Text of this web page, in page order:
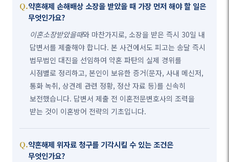
약혼해제 손해배상 소장을 받았을 때 가장 먼저 해야 할 일은
무엇인가요?
이혼소장받았을때와 마찬가지로, 소장을 받은 즉시 30일 내
답변서를 제출해야 합니다. 본 사건에서도 피고는 송달 즉시
법무법인 대진을 선임하여 약혼 파탄의 실제 경위를
시점별로 정리하고, 본인이 보유한 증거(문자, 사내 메신저,
통화 녹취, 상견례 관련 정황, 정산 자료 등)를 신속히
보전했습니다. 답변서 제출 전 이혼전문변호사의 조력을
받는 것이 이혼방어 전략의 기초입니다.
약혼해제 위자료 청구를 기각시킬 수 있는 조건은
무엇인가요?